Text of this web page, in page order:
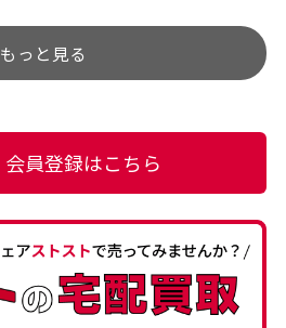
うぐらい目立つことなく綺
麗な商品でお安く購入でき
もっと見る
会員登録はこちら